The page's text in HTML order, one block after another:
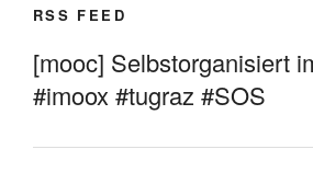
RSS FEED
[mooc] Selbstorganisiert
#imoox #tugraz #SOS